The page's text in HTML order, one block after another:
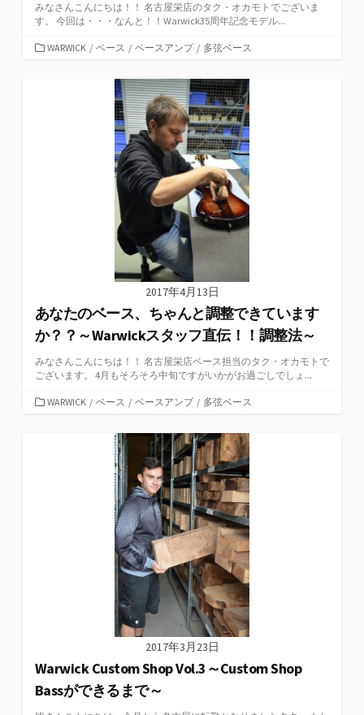
みなさんこんにちは！！ 名古屋栄店のタク・オカモトでございま
す。 今回は・・・なんと！！Warwick35周年記念モデル...
カWARWICK / ベース / ベースアンプ / 多弦ベース
2017年4月13日
あなたのベース、ちゃんと調整できています
か？？～Warwickスタッフ直伝！！調整法～
みなさんこんにちは！！ 名古屋栄店ベース担当のタク・オカモトで
ございます。 4月もそろそろ中旬ですがいかがお過ごしでしょ...
カWARWICK / ベース / ベースアンプ / 多弦ベース
2017年3月23日
Warwick Custom Shop Vol.3～Custom Shop
Bassができるまで～